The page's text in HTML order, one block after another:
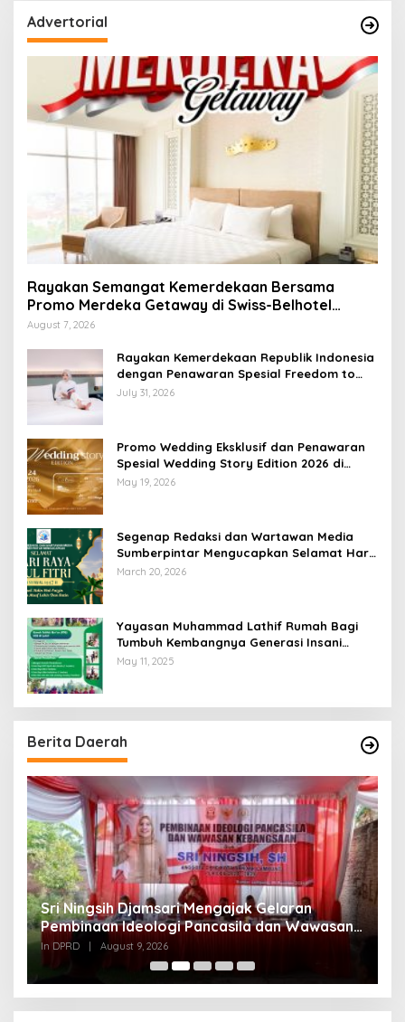
Advertorial
Rayakan Semangat Kemerdekaan Bersama
Promo Merdeka Getaway di Swiss-Belhotel
Lampung
August 7, 2026
Rayakan Kemerdekaan Republik Indonesia
dengan Penawaran Spesial Freedom to
Relax di Holiday Inn Lampung Bukit Randu
July 31, 2026
Promo Wedding Eksklusif dan Penawaran
Spesial Wedding Story Edition 2026 di
Swiss-Belhotel Lampung
May 19, 2026
Segenap Redaksi dan Wartawan Media
Sumberpintar Mengucapkan Selamat Hari
Raya Idul Fitri 1447 Hijriyah / 2026 M
March 20, 2026
Yayasan Muhammad Lathif Rumah Bagi
Tumbuh Kembangnya Generasi Insani
Cerdas dan Berkarakter
May 11, 2025
Berita Daerah
Sri Ningsih Djamsari Mengajak Gelaran
Pembinaan Ideologi Pancasila dan Wawasan
Kebangsaan Tidak hanya Ceremony namun
Diamalkan
In DPRD August 9, 2026